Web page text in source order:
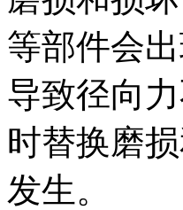
等部件会
导致径向
时替换磨
发生。